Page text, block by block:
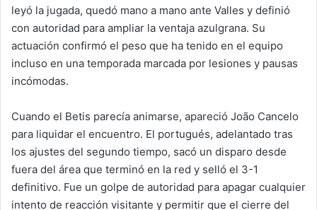
leyó la jugada, quedó mano a mano ante Valles y definió
con autoridad para ampliar la ventaja azulgrana. Su
actuación confirmó el peso que ha tenido en el equipo
incluso en una temporada marcada por lesiones y pausas
incómodas.
Cuando el Betis parecía animarse, apareció João Cancelo
para liquidar el encuentro. El portugués, adelantado tras
los ajustes del segundo tiempo, sacó un disparo desde
fuera del área que terminó en la red y selló el 3-1
definitivo. Fue un golpe de autoridad para apagar cualquier
intento de reacción visitante y permitir que el cierre del